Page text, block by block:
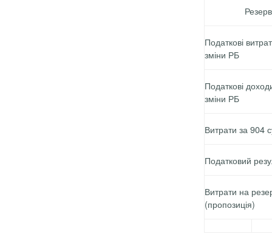
Податкові
зміни РБ
Податкові
зміни РБ
Витрати за 904
Податковий
Витрати на
(пропозиція)